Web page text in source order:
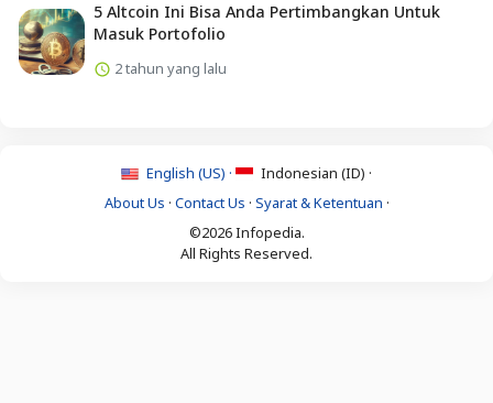
5 Altcoin Ini Bisa Anda Pertimbangkan Untuk
Masuk Portofolio
2 tahun yang lalu
English (US) ·
Indonesian (ID) ·
About Us · Contact Us · Syarat & Ketentuan ·
©2026 Infopedia.
All Rights Reserved.